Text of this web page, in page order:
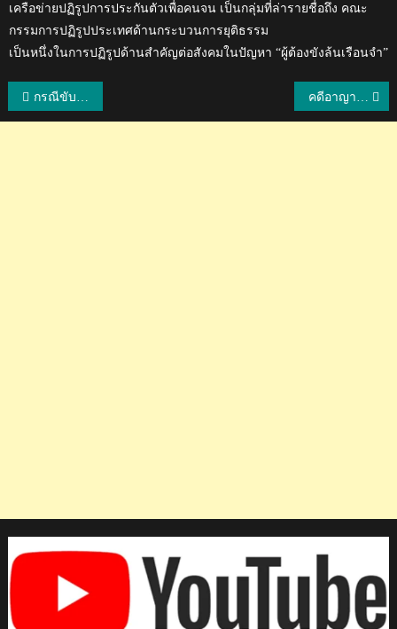
เครือข่ายปฏิรูปการประกันตัวเพื่อคนจน เป็นกลุ่มที่ล่ารายชื่อถึง คณะ
กรรมการปฏิรูปประเทศด้านกระบวนการยุติธรรม
เป็นหนึ่งในการปฏิรูปด้านสำคัญต่อสังคมในปัญหา “ผู้ต้องขังล้นเรือนจำ”
แนะแนว
กรณีขับรถชนวัวที่เดินข้ามถนน เจ้าของวัวหรือผู้ขับรถผิด?